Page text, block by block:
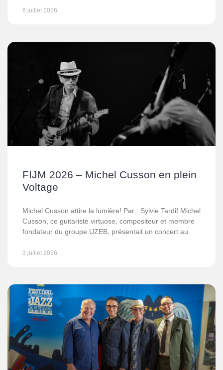
6 juillet 2026
FIJM 2026 – Michel Cusson en plein
Voltage
Michel Cusson attire la lumière! Par : Sylvie Tardif Michel
Cusson, ce guitariste virtuose, compositeur et membre
fondateur du groupe UZEB, présentait un concert au
3 juillet 2026